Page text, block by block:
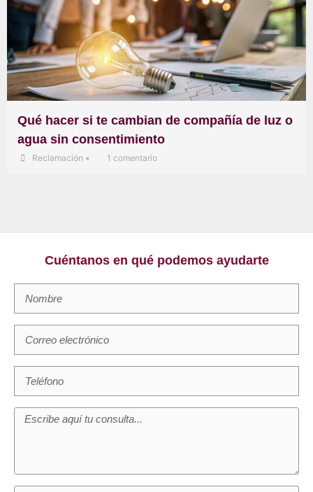
Qué hacer si te cambian de compañía de luz o
agua sin consentimiento
Reclamación • 1 comentario
Cuéntanos en qué podemos ayudarte